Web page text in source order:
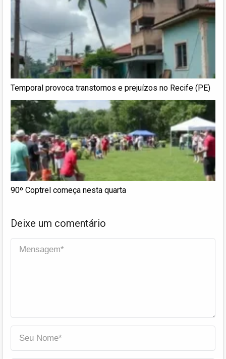
Temporal provoca transtornos e prejuízos no Recife (PE)
90º Coptrel começa nesta quarta
Deixe um comentário